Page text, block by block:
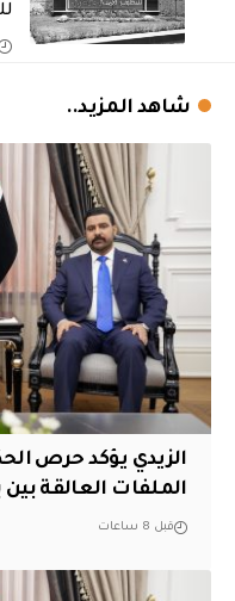
شاهد المزيد..
الزيدي يؤكد حرص
الملفات العالقة
قبل 8 ساعات